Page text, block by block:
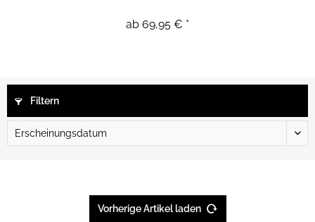
ab 69,95 € *
Filtern
Vorherige Artikel laden